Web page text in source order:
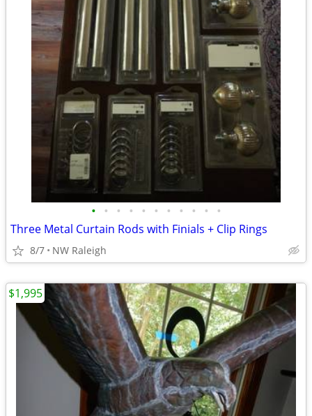
• • • • • • • • • • •
Three Metal Curtain Rods with Finials + Clip Rings
8/7 NW Raleigh
$1,995